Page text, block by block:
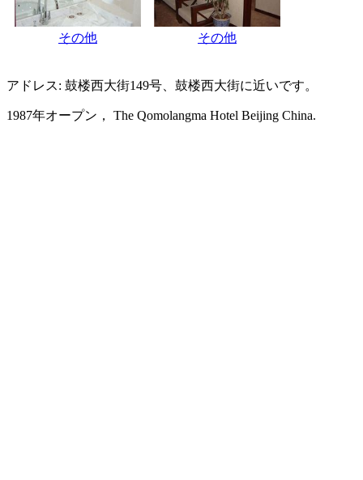
その他 その他
アドレス: 鼓楼西大街149号、鼓楼西大街に近いです。
1987年オープン， The Qomolangma Hotel Beijing China.